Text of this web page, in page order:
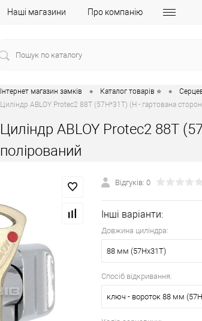
Наші магазини Про компанію
Інтернет магазин замків • Каталог товарів ⭐ •
Циліндр ABLOY Protec2 88T (57H*31T) (H - гартована
Циліндр ABLOY Protec2 88T
полірований
Відгуків: 0
Інші варіанти:
Довжина циліндра:
88 мм (57Hx31T)
Спосіб відкривання:
ключ - вороток 88 мм